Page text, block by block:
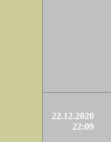
22.12.2020
22:09